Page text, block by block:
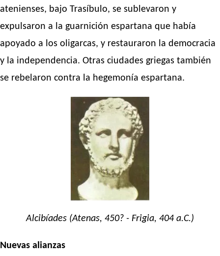
atenienses, bajo Trasíbulo, se sublevaron y
expulsaron a la guarnición espartana que había
apoyado a los oligarcas, y restauraron la democracia
y la independencia. Otras ciudades griegas también
se rebelaron contra la hegemonía espartana.
Alcibíades (Atenas, 450? - Frigia, 404 a.C.)
Nuevas alianzas